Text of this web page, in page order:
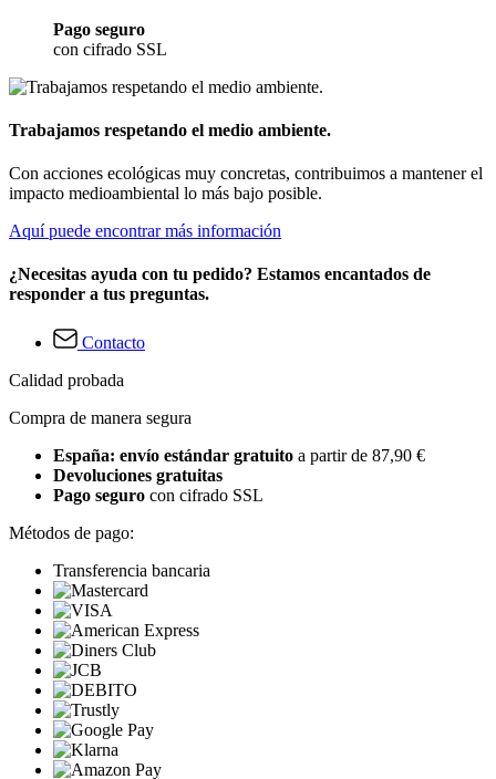
Pago seguro
con cifrado SSL
Trabajamos respetando el medio ambiente.
Con acciones ecológicas muy concretas, contribuimos a mantener el
impacto medioambiental lo más bajo posible.
Aquí puede encontrar más información
¿Necesitas ayuda con tu pedido? Estamos encantados de
responder a tus preguntas.
Contacto
Calidad probada
Compra de manera segura
España: envío estándar gratuito a partir de 87,90 €
Devoluciones gratuitas
Pago seguro con cifrado SSL
Métodos de pago:
Transferencia bancaria